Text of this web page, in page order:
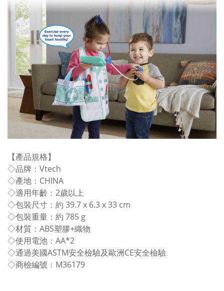
【產品規格】
◇品牌：Vtech
◇產地：CHINA
◇適用年齡：2歲以上
◇包裝尺寸：約 39.7 x 6.3 x 33 cm
◇包裝重量：約 785 g
◇材質：ABS塑膠+織物
◇使用電池：AA*2
◇通過美國ASTM安全檢驗及歐洲CE安全檢驗
◇商檢編號：M36179